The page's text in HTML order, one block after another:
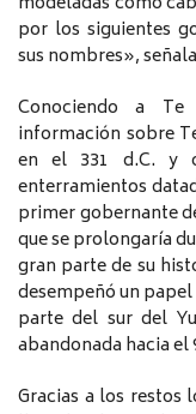
por los siguientes
sus nombres»,
Conociendo a
información sobre
en el 331 d.C. y
enterramientos
primer gobernante
que se prolongaría
gran parte de su
desempeñó un
parte del sur del
abandonada hacia el
Gracias a los restos